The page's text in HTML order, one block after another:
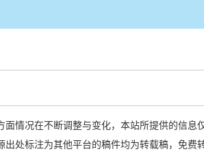
面情况在不断调整与变化，本站所提供的信息
出处标注为其他平台的稿件均为转载稿，免